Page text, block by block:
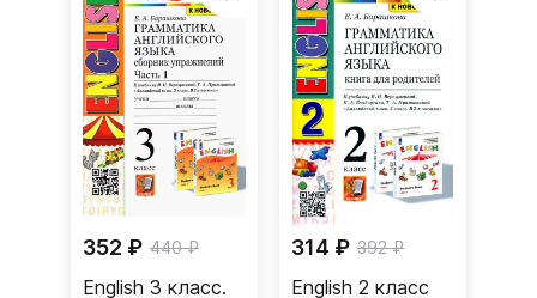
352 ₽ 440 ₽
English 3 класс.
314 ₽ 392 ₽
English 2 класс